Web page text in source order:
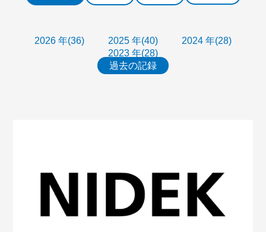
2026 年(36) 2025 年(40)
2024 年(28)
2023 年(28)
過去の記録